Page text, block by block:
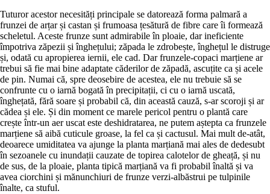
Tuturor acestor necesități principale se datorează forma palmară a
frunzei de arțar și castan și frumoasa țesătură de fibre care îi formează
scheletul. Aceste frunze sunt admirabile în ploaie, dar ineficiente
împotriva zăpezii și înghețului; zăpada le zdrobește, înghețul le distruge
și, odată cu apropierea iernii, ele cad. Dar frunzele-copaci marțiene ar
trebui să fie mai bine adaptate căderilor de zăpadă, ascuțite ca și acele
de pin. Numai că, spre deosebire de acestea, ele nu trebuie să se
confrunte cu o iarnă bogată în precipitații, ci cu o iarnă uscată,
înghețată, fără soare și probabil că, din această cauză, s-ar scoroji și ar
cădea și ele. Și din moment ce marele pericol pentru o plantă care
crește într-un aer uscat este deshidratarea, ne putem aștepta ca frunzele
marțiene să aibă cuticule groase, la fel ca și cactusul. Mai mult de-atât,
deoarece umiditatea va ajunge la planta marțiană mai ales de dedesubt
în sezoanele cu inundații cauzate de topirea calotelor de gheață, și nu
de sus, de la ploaie, planta tipică marțiană va fi probabil înaltă și va
avea ciorchini și mănunchiuri de frunze verzi-albăstrui pe tulpinile
înalte, ca stuful.